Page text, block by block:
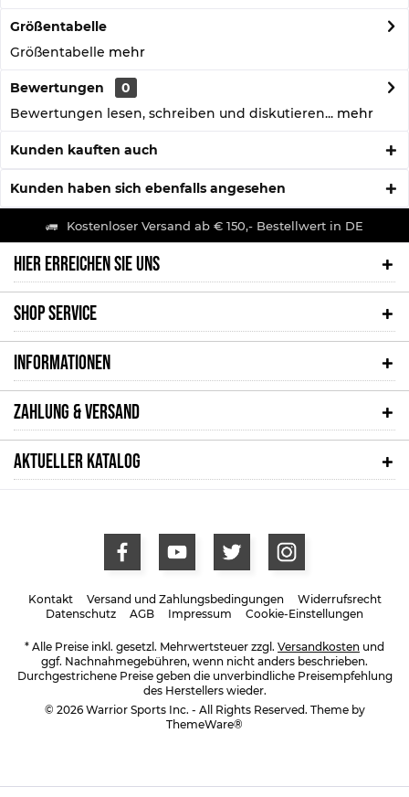
Größentabelle
Größentabelle mehr
Bewertungen
0
Bewertungen lesen, schreiben und diskutieren... mehr
Kunden kauften auch
Kunden haben sich ebenfalls angesehen
Kostenloser Versand ab € 150,- Bestellwert in DE
HIER ERREICHEN SIE UNS
SHOP SERVICE
INFORMATIONEN
ZAHLUNG & VERSAND
AKTUELLER KATALOG
Kontakt Versand und Zahlungsbedingungen
Widerrufsrecht
Datenschutz
AGB Impressum Cookie-Einstellungen
* Alle Preise inkl. gesetzl. Mehrwertsteuer zzgl. Versandkosten und
ggf. Nachnahmegebühren, wenn nicht anders beschrieben.
Durchgestrichene Preise geben die unverbindliche Preisempfehlung
des Herstellers wieder.
© 2026 Warrior Sports Inc. - All Rights Reserved. Theme by
ThemeWare®